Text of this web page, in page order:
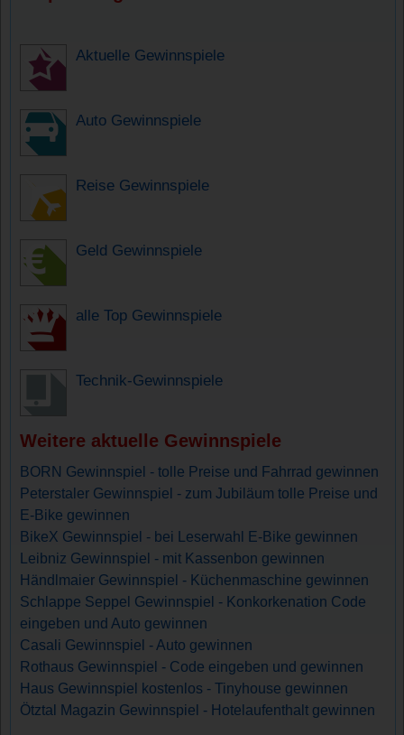
Aktuelle Gewinnspiele
Auto Gewinnspiele
Reise Gewinnspiele
Geld Gewinnspiele
alle Top Gewinnspiele
Technik-Gewinnspiele
Weitere aktuelle Gewinnspiele
BORN Gewinnspiel - tolle Preise und Fahrrad gewinnen
Peterstaler Gewinnspiel - zum Jubiläum tolle Preise und
E-Bike gewinnen
BikeX Gewinnspiel - bei Leserwahl E-Bike gewinnen
Leibniz Gewinnspiel - mit Kassenbon gewinnen
Händlmaier Gewinnspiel - Küchenmaschine gewinnen
Schlappe Seppel Gewinnspiel - Konkorkenation Code
eingeben und Auto gewinnen
Casali Gewinnspiel - Auto gewinnen
Rothaus Gewinnspiel - Code eingeben und gewinnen
Haus Gewinnspiel kostenlos - Tinyhouse gewinnen
Ötztal Magazin Gewinnspiel - Hotelaufenthalt gewinnen